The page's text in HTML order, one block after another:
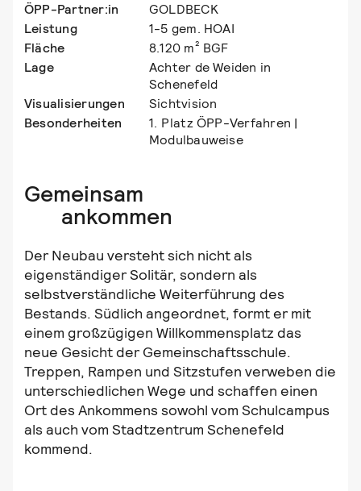
ÖPP-Partner:in
GOLDBECK
Leistung
1-5 gem. HOAI
Fläche
8.120 m² BGF
Lage
Achter de Weiden in
Schenefeld
Visualisierungen
Sichtvision
Besonderheiten
1. Platz ÖPP-Verfahren |
Modulbauweise
Gemeinsam
ankommen
Der Neubau versteht sich nicht als
eigenständiger Solitär, sondern als
selbstverständliche Weiterführung des
Bestands. Südlich angeordnet, formt er mit
einem großzügigen Willkommensplatz das
neue Gesicht der Gemeinschaftsschule.
Treppen, Rampen und Sitzstufen verweben die
unterschiedlichen Wege und schaffen einen
Ort des Ankommens sowohl vom Schulcampus
als auch vom Stadtzentrum Schenefeld
kommend.